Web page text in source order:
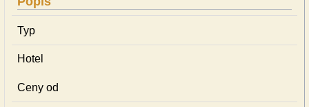
Typ
Hotel
Ceny od